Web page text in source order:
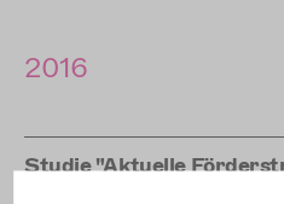
2016
Studie "Aktuelle